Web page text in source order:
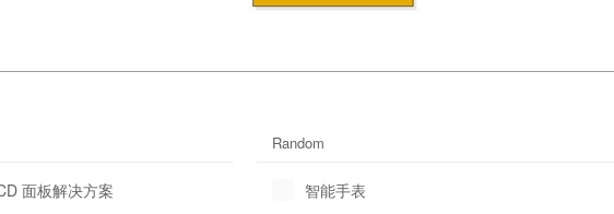
面板解决方案
Random
智能手表